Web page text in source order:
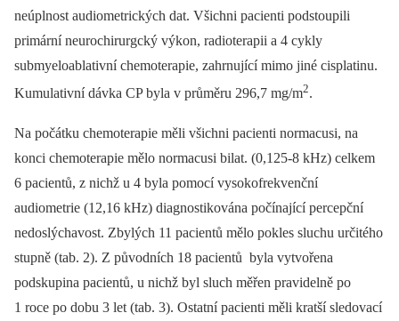
neúplnost audiometrických dat. Všichni pacienti podstoupili
primární neurochirurgcký výkon, radioterapii a 4 cykly
submyeloablativní chemoterapie, zahrnující mimo jiné cisplatinu.
Kumulativní dávka CP byla v průměru 296,7 mg/m2.
Na počátku chemoterapie měli všichni pacienti normacusi, na
konci chemoterapie mělo normacusi bilat. (0,125-8 kHz) celkem
6 pacientů, z nichž u 4 byla pomocí vysokofrekvenční
audiometrie (12,16 kHz) diagnostikována počínající percepční
nedoslýchavost. Zbylých 11 pacientů mělo pokles sluchu určitého
stupně (tab. 2). Z původních 18 pacientů byla vytvořena
podskupina pacientů, u nichž byl sluch měřen pravidelně po
1 roce po dobu 3 let (tab. 3). Ostatní pacienti měli kratší sledovací